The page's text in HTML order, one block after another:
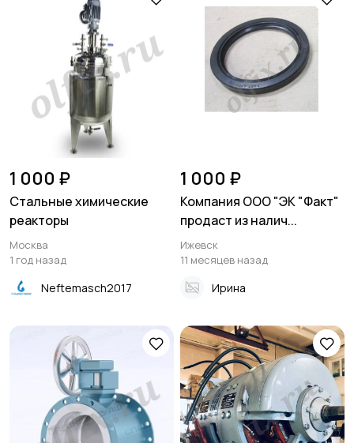
1 000 ₽
Стальные химические
реакторы
Москва
1 год назад
Neftemasch2017
1 000 ₽
Компания ООО "ЭК "Факт"
продаст из налич...
Ижевск
11 месяцев назад
Ирина